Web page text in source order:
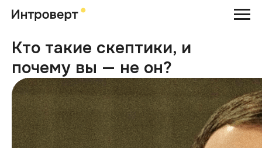
Кто такие скептики, и
почему вы — не он?